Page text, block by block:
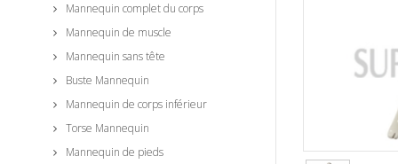
Mannequin complet du corps
Mannequin de muscle
Mannequin sans tête
Buste Mannequin
Mannequin de corps inférieur
Torse Mannequin
Mannequin de pieds